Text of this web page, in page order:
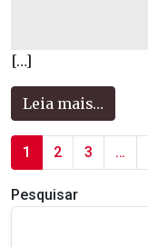
[…]
Leia mais…
1 2 3 …
Pesquisar